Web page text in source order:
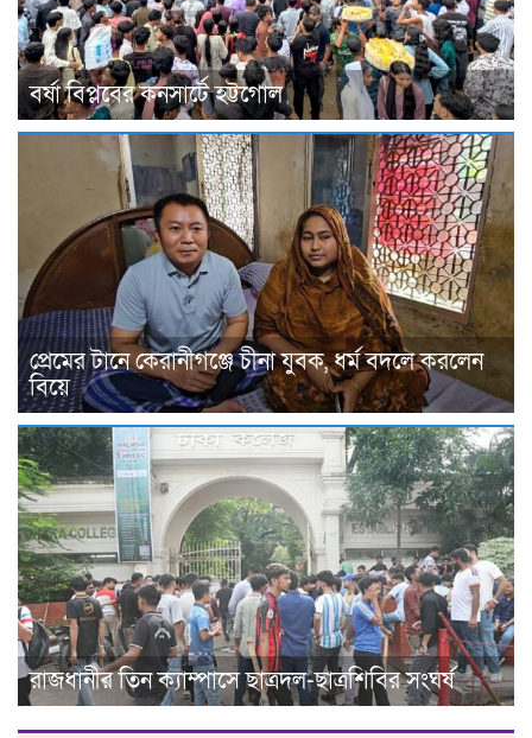
বর্ষা বিপ্লবের কনসার্টে হট্টগোল
প্রেমের টানে কেরানীগঞ্জে চীনা যুবক, ধর্ম বদলে করলেন
বিয়ে
রাজধানীর তিন ক্যাম্পাসে ছাত্রদল-ছাত্রশিবির সংঘর্ষ